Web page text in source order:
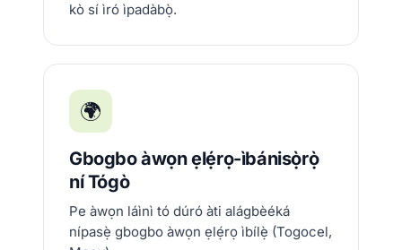
kò sí ìró ìpadàbọ̀.
🌍
Gbogbo àwọn ẹlẹ́rọ-ìbánisọ̀rọ̀
ní Tógò
Pe àwọn láìnì tó dúró àti alágbèéká
nípasẹ̀ gbogbo àwọn ẹlẹ́rọ ìbílẹ̀ (Togocel,